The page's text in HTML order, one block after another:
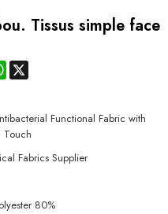
Tissus simple face
WhatsApp
Functional Fabric with
Touch
Fabrics Supplier
80%